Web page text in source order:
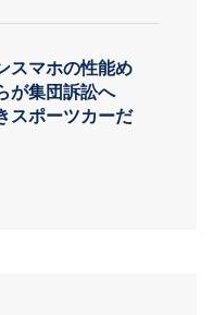
スマホの性能め
が集団訴訟へ
スポーツカーだ